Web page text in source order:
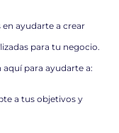
ayudarte a crear
para tu negocio.
para ayudarte a:
a tus objetivos y